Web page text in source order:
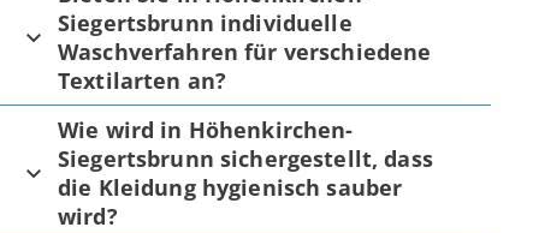
Siegertsbrunn individuelle
Waschverfahren für verschiedene
Textilarten an?
Wie wird in Höhenkirchen-
Siegertsbrunn sichergestellt, dass
die Kleidung hygienisch sauber
wird?